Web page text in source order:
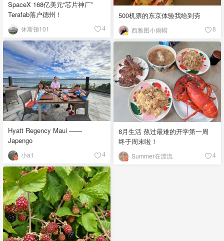
500机票的东京体验我给到夯
西雅图小雨帽 8
SpaceX 168亿美元“芯片神厂”
Terafab落户德州！
休斯顿101 4
Hyatt Regency Maui ——
Japengo
小a1 4
8月生活 熬过最难的开学第一周
终于周末啦！
Summer在漂流 4